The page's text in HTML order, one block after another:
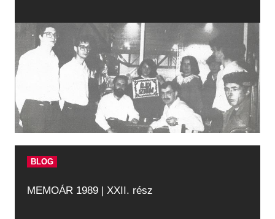
BLOG
MEMOÁR 1989 | XXII. rész